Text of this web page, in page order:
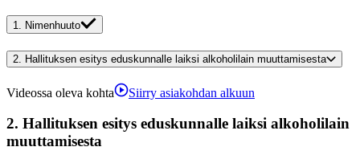
1. Nimenhuuto
2. Hallituksen esitys eduskunnalle laiksi alkoholilain muuttamisesta
Videossa oleva kohta Siirry asiakohdan alkuun
2. Hallituksen esitys eduskunnalle laiksi alkoholilain
muuttamisesta